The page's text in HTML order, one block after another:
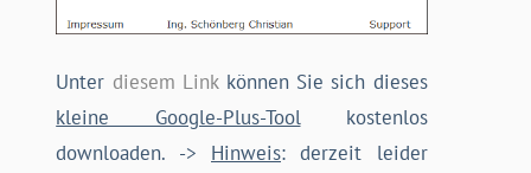
Unter diesem Linkkönnen Sie sich dieses
kleine Google-Plus-Toolkostenlos
downloaden. -> Hinweis: derzeit leider